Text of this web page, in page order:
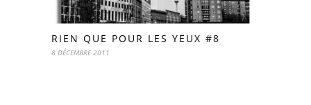
RIEN QUE POUR LES YEUX #8
8 DÉCEMBRE 2011